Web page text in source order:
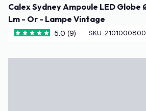
Calex Sydney Ampoule LED Globe Ø245 - E27 - 800
Lm - Or - Lampe Vintage
5 étoiles de notation
5.0 (9) SKU: 2101000800